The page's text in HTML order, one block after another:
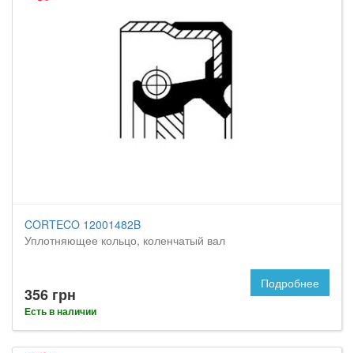
CORTECO 12001482B
Уплотняющее кольцо, коленчатый вал
356 грн
Есть в наличии
Подробнее